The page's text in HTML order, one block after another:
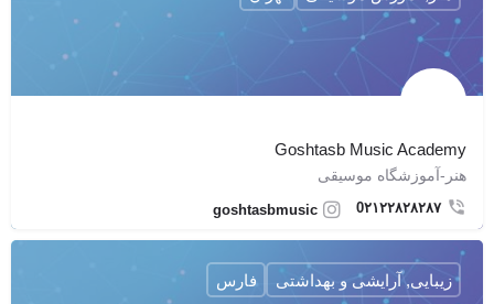
Goshtasb Music Academy
هنر-آموزشگاه موسیقی
0۲۱۲۲۸۲۸۲۸۷ goshtasbmusic
زیبایی, آرایشی و بهداشتی فارس